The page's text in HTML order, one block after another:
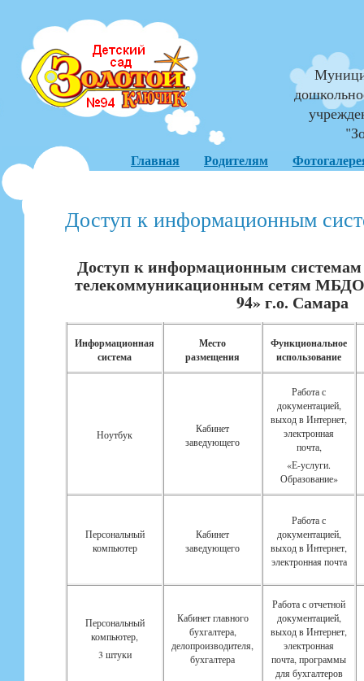
Главная Родителям
Доступ к информационным
Доступ к информационным
телекоммуникационным сетям
94» г.о. Самара
Информационная
система
Место
размещения
Функциональное
использование
Ноутбук
Кабинет
заведующего
Работа с
документацией,
выход в Интернет,
электронная
почта,
«Е-услуги.
Образование»
Персональный
компьютер
Кабинет
заведующего
Работа с
документацией,
выход в Интернет,
электронная почта
Персональный
компьютер,
3 штуки
Кабинет главного
бухгалтера,
делопроизводителя,
бухгалтера
Работа с отчетной
документацией,
выход в Интернет,
электронная
почта, программы
для бухгалтеров